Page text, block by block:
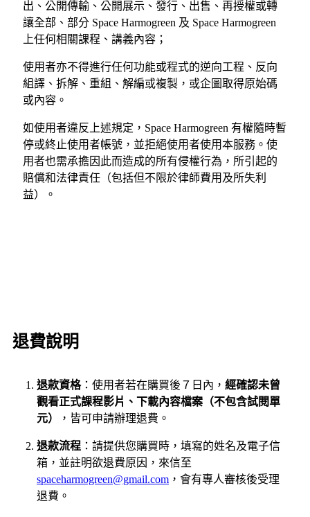
出、公開傳輸、公開展示、發行、出售、再授權或轉
讓全部、部分 Space Harmogreen 及 Space Harmogreen
上任何相關課程、講義內容；
使用者亦不得進行任何功能或程式的逆向工程、反向
組譯、拆解、重組、解編或複製，或企圖取得原始碼
或內容。
如使用者違反上述規定，Space Harmogreen 有權隨時暫
停或終止使用者帳號，並拒絕使用者使用本服務。使
用者也需承擔因此而造成的所有侵權行為，所引起的
賠償和法律責任（包括但不限於律師費用及所失利
益）。
退費說明
退款資格：使用者若在購買後７日內， 經確認未曾
觀看正式課程影片、下載內容檔案（不包含試閱單
元）
，皆可申請辦理退費。
退款流程 ：請提供您購買時，填寫的姓名及電子信
箱，並註明欲退費原因，來信至
spaceharmogreen@gmail.com ，會有專人審核後受理
退費。